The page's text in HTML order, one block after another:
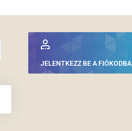
JELENTKEZZ BE A FIÓKODBA